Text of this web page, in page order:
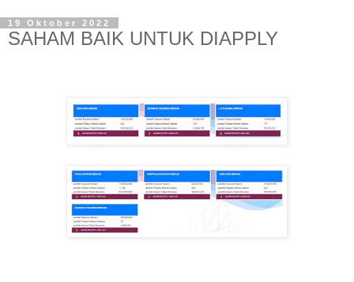
19 Oktober 2022
SAHAM BAIK UNTUK DIAPPLY